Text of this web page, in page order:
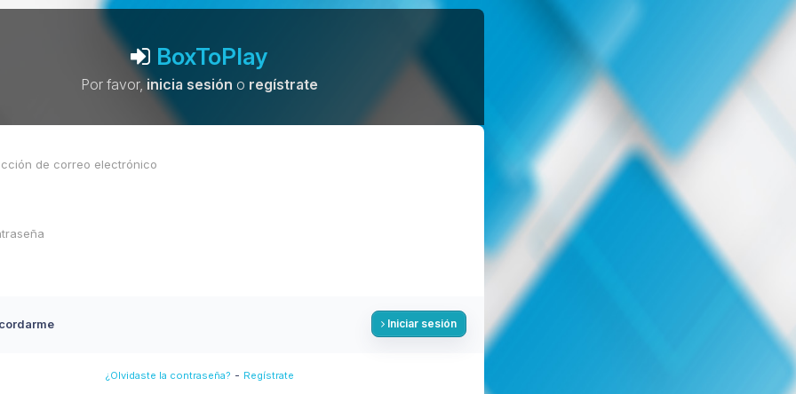
BoxToPlay
Por favor,inicia sesión o regístrate
Iniciar sesión
¿Olvidaste la contraseña? - Regístrate